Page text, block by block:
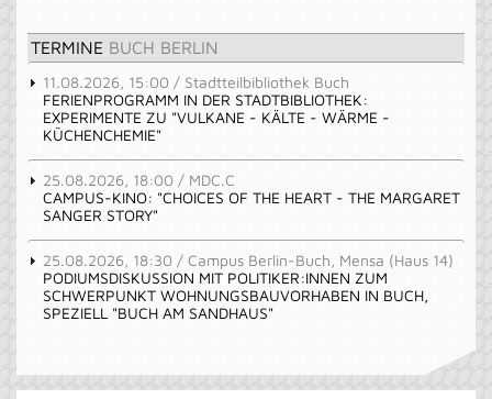
TERMINE BUCH BERLIN
11.08.2026, 15:00 / Stadtteilbibliothek Buch
FERIENPROGRAMM IN DER STADTBIBLIOTHEK:
EXPERIMENTE ZU "VULKANE - KÄLTE - WÄRME -
KÜCHENCHEMIE"
25.08.2026, 18:00 / MDC.C
CAMPUS-KINO: "CHOICES OF THE HEART - THE MARGARET
SANGER STORY"
25.08.2026, 18:30 / Campus Berlin-Buch, Mensa (Haus 14)
PODIUMSDISKUSSION MIT POLITIKER:INNEN ZUM
SCHWERPUNKT WOHNUNGSBAUVORHABEN IN BUCH,
SPEZIELL "BUCH AM SANDHAUS"